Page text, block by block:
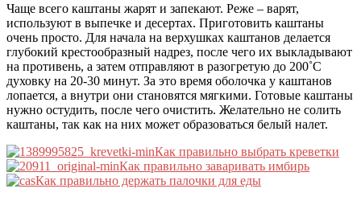
Чаще всего каштаны жарят и запекают. Реже – варят,
используют в выпечке и десертах. Приготовить каштаны
очень просто. Для начала на верхушках каштанов делается
глубокий крестообразный надрез, после чего их выкладывают
на противень, а затем отправляют в разогретую до 200˚С
духовку на 20-30 минут. За это время оболочка у каштанов
лопается, а внутри они становятся мягкими. Готовые каштаны
нужно остудить, после чего очистить. Желательно не солить
каштаны, так как на них может образоваться белый налет.
Как правильно выбрать креветки
Как правильно заваривать имбирь
Как правильно держать палочки для еды